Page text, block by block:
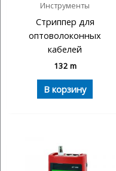
Инструменты
Стриппер для
оптоволоконных
кабелей
132 m
В корзину